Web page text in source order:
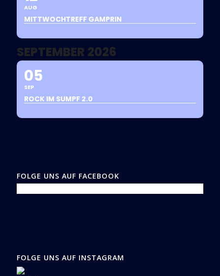
AUG
MITTWOCHTREFF GAMPRIN
SEPTEMBER 2026
05
SEP
ROCK IM SUMPF 2.0
FOLGE UNS AUF FACEBOOK
FOLGE UNS AUF INSTAGRAM